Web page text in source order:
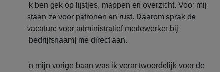
Ik ben gek op lijstjes, mappen en overzicht. Voor mij
staan ze voor patronen en rust. Daarom sprak de
vacature voor administratief medewerker bij
[bedrijfsnaam] me direct aan.
In mijn vorige baan was ik verantwoordelijk voor de